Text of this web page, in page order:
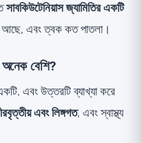
সাবকিউটেনিয়াস জ্যামিতির একটি
আছে, এবং ত্বক কত পাতলা।
বেশি?
এবং উত্তরটি ব্যাখ্যা করে
এবং লিঙ্গগত, এবং স্বাস্থ্য